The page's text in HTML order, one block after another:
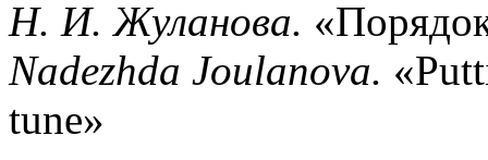
Н. И. Жуланова.
Nadezhda Joulanova.
tune»